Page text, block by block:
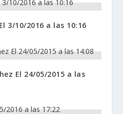
3/10/2016 a las 10:16
El 24/05/2015 a las